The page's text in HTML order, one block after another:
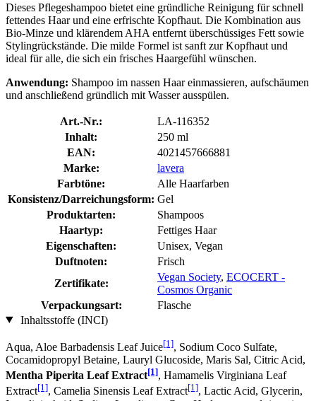
Dieses Pflegeshampoo bietet eine gründliche Reinigung für schnell
fettendes Haar und eine erfrischte Kopfhaut. Die Kombination aus
Bio-Minze und klärendem AHA entfernt überschüssiges Fett sowie
Stylingrückstände. Die milde Formel ist sanft zur Kopfhaut und
ideal für alle, die sich ein frisches Haargefühl wünschen.
Anwendung: Shampoo im nassen Haar einmassieren, aufschäumen
und anschließend gründlich mit Wasser ausspülen.
Art.-Nr.:
LA-116352
Inhalt:
250 ml
EAN:
4021457666881
Marke:
lavera
Farbtöne:
Alle Haarfarben
Konsistenz/Darreichungsform: Gel
Produktarten:
Shampoos
Haartyp:
Fettiges Haar
Eigenschaften:
Unisex, Vegan
Duftnoten:
Frisch
Zertifikate:
Vegan Society, ECOCERT -
Cosmos Organic
Verpackungsart:
Flasche
Inhaltsstoffe (INCI)
Aqua, Aloe Barbadensis Leaf Juice[1], Sodium Coco­ Sulfate,
Cocamidopropyl Betaine, Lauryl Glucoside, Maris Sal, Citric Acid,
Mentha Piperita Leaf Extract[1], Hamamelis Virginiana Leaf
Extract[1], Camelia Sinensis Leaf Extract[1], Lactic Acid, Glycerin,